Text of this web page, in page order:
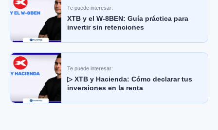
Te puede interesar:
XTB y el W-8BEN: Guía práctica para
invertir sin retenciones
Te puede interesar:
▷ XTB y Hacienda: Cómo declarar tus
inversiones en la renta